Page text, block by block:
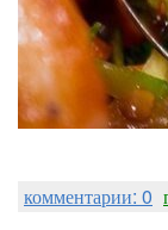
комментарии: 0